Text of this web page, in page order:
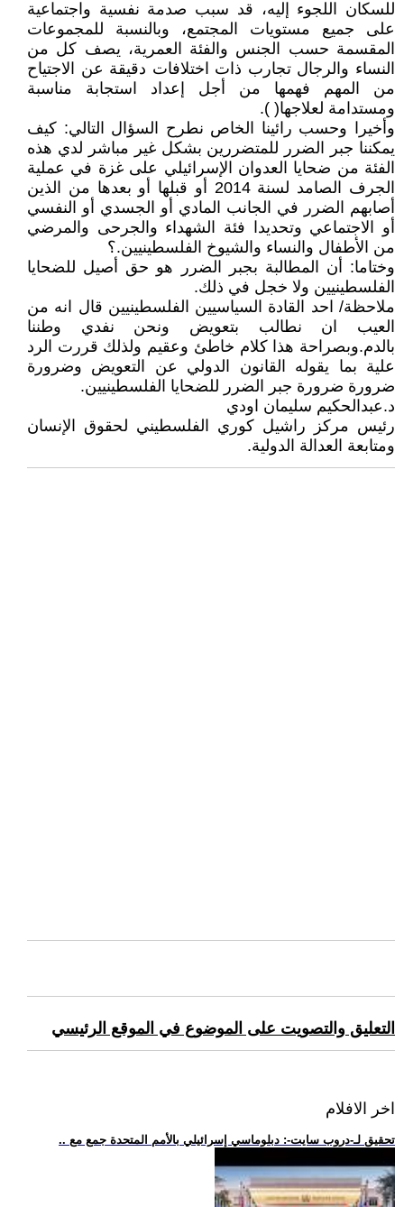
للسكان اللجوء إليه، قد سبب صدمة نفسية واجتماعية
على جميع مستويات المجتمع، وبالنسبة للمجموعات
المقسمة حسب الجنس والفئة العمرية، يصف كل من
النساء والرجال تجارب ذات اختلافات دقيقة عن الاجتياح
من المهم فهمها من أجل إعداد استجابة مناسبة
ومستدامة لعلاجها( ).
وأخيرا وحسب رائينا الخاص نطرح السؤال التالي: كيف
يمكننا جبر الضرر للمتضررين بشكل غير مباشر لدي هذه
الفئة من ضحايا العدوان الإسرائيلي على غزة في عملية
الجرف الصامد لسنة 2014 أو قبلها أو بعدها من الذين
أصابهم الضرر في الجانب المادي أو الجسدي أو النفسي
أو الاجتماعي وتحديدا فئة الشهداء والجرحى والمرضي
من الأطفال والنساء والشيوخ الفلسطينيين.؟
وختاما: أن المطالبة بجبر الضرر هو حق أصيل للضحايا
الفلسطينيين ولا خجل في ذلك.
ملاحظة/ احد القادة السياسيين الفلسطينيين قال انه من
العيب ان نطالب بتعويض ونحن نفدي وطننا
بالدم.وبصراحة هذا كلام خاطئ وعقيم ولذلك قررت الرد
علية بما يقوله القانون الدولي عن التعويض وضرورة
ضرورة ضرورة جبر الضرر للضحايا الفلسطينيين.
د.عبدالحكيم سليمان اودي
رئيس مركز راشيل كوري الفلسطيني لحقوق الإنسان
ومتابعة العدالة الدولية.
التعليق والتصويت على الموضوع في الموقع الرئيسي
اخر الافلام
.. تحقيق لـ-دروب سايت-: دبلوماسي إسرائيلي بالأمم المتحدة جمع مع